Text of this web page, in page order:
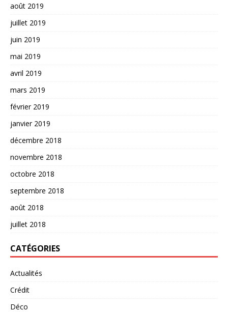
août 2019
juillet 2019
juin 2019
mai 2019
avril 2019
mars 2019
février 2019
janvier 2019
décembre 2018
novembre 2018
octobre 2018
septembre 2018
août 2018
juillet 2018
CATÉGORIES
Actualités
Crédit
Déco